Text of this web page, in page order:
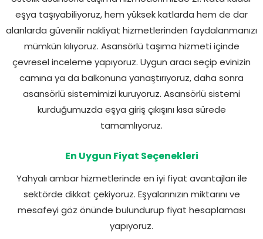
eşya taşıyabiliyoruz, hem yüksek katlarda hem de dar
alanlarda güvenilir nakliyat hizmetlerinden faydalanmanızı
mümkün kılıyoruz. Asansörlü taşıma hizmeti içinde
çevresel inceleme yapıyoruz. Uygun aracı seçip evinizin
camına ya da balkonuna yanaştırıyoruz, daha sonra
asansörlü sistemimizi kuruyoruz. Asansörlü sistemi
kurduğumuzda eşya giriş çıkışını kısa sürede
tamamlıyoruz.
En Uygun Fiyat Seçenekleri
Yahyalı ambar hizmetlerinde en iyi fiyat avantajları ile
sektörde dikkat çekiyoruz. Eşyalarınızın miktarını ve
mesafeyi göz önünde bulundurup fiyat hesaplaması
yapıyoruz.